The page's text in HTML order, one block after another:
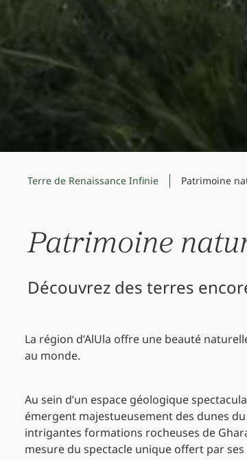
Terre de Renaissance Infinie Patrimoine
Patrimoine
Découvrez des terres
La région d’AlUla offre une beauté
au monde.
Au sein d’un espace géologique
émergent majestueusement des dunes
intrigantes formations rocheuses de
mesure du spectacle unique offert par ses